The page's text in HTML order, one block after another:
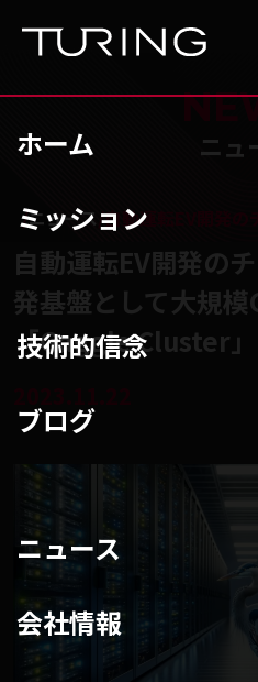
ホーム
ミッション
技術的信念
ブログ
ニュース
会社情報
チューリング株式会社
/ニュース /自動運転EV開発
ニュ
自動運転EV開発の
発基盤として大規
「Gaggle Cluster